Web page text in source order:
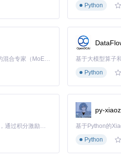
战网客户端已安装并登录，暗黑2
两个核心文件。
：
）
获并保存令牌
Python
Kimi K3 是Kimi能力最强的模型：这是一个拥有 2.8 万亿参数的混合专家（MoE）模型，具备原生视觉理解能力，并支持 100 万 token 的上下文窗口。
基于大模型算子
Python
「源启盛夏」暑期校园开发者成长计划旨在激活校园开源力量，通过积分激励、认证扶持、资源倾斜等形式，引导高校组织和开发者完成「入驻 — 建项目 — 做贡献 — 获认证 — 得资源」的完整闭环。无论你是想带领社团入驻平台的组织者，还是希望用代码贡献证明自己的开发者，都能在这里找到属于你的成长路径。
py-
Python